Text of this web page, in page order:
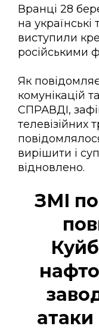
Вранці 28
на українські
виступили
російськими
Як
комунікацій
СПРАВДІ,
телевізійних
вирішити і
відновлено.
ЗМІ
атаки